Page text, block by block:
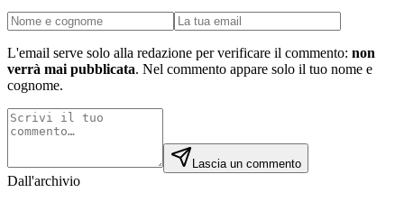
L'email serve solo alla redazione per verificare il commento: non
verrà mai pubblicata. Nel commento appare solo il tuo nome e
cognome.
Lascia un commento
Dall'archivio